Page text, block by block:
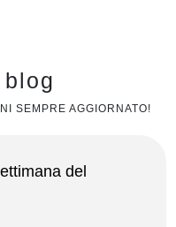
SEMPRE AGGIORNATO!
del